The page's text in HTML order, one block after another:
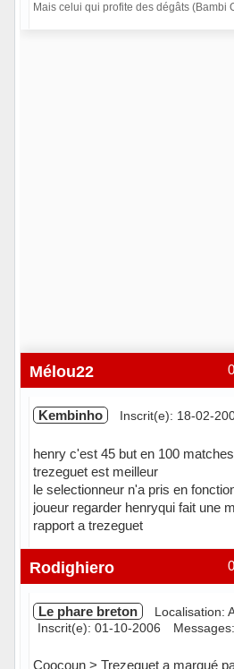
Mais celui qui profite des dégâts (Bambi
Mélou22
Kembinho Inscrit(e): 18-02-
henry c'est 45 but en 100
trezeguet est meilleur
le selectionneur n'a pris en
joueur regarder henryqui fait une
rapport a trezeguet
Hors ligne
Rodighiero
Le phare breton
Localisation:
Inscrit(e): 01-10-2006
Coocoun > Trezeguet a marqué